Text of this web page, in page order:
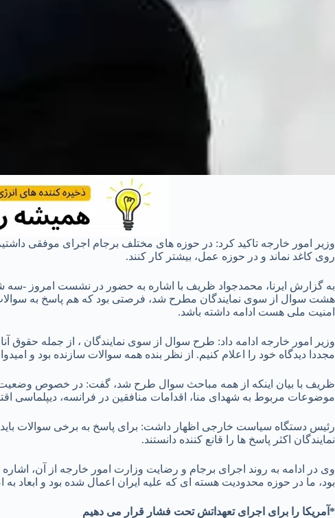
وزیر امور خارجه تاکید کرد: در حوزه های مختلف برجام اجرای موفقی
روی کاغد نماند و در حوزه عمل، بیشتر کار کنند.
به گزارش ایرنا، محمدجواد ظریف با اشاره به حضور در نشست امروز -
هشت سوال از سوی نمایندگان مطرح شد، فرصتی بود که هم پاسخ به
امنیت ملی هست ادامه داشته باشد.
وزیر امور خارجه ادامه داد: طرح سوال از سوی نمایندگان ، از جمله حقوق
مجددا دیدگاه خود را اعلام کنیم. از نظر بنده همه سوالات سازنده بود و
ظریف با بیان اینکه از همه مباحث سوال طرح شد، گفت: در خصوص
موضوعات مربوط به شهدای منا، اقدامات منافقین در فرانسه، دیپلماسی
رئیس دستگاه سیاست خارجی اظهار داشت: برای پاسخ به برخی سوالات باید
نمایندگان اکثر پاسخ ها را قانع کننده دانستند.
وی در ادامه به روند اجرای برجام و رضایت وزارت امور خارجه از آن،
بود، ما در حوزه محدودیت هسته ای که علیه ایران اعمال شده بود و ابعاد
*آمریکا را برای اجرای تعهداتش تحت فشار قرار می دهیم